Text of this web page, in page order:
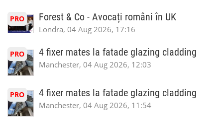
PRO Forest & Co - Avocați români în UK
Londra, 04 Aug 2026, 17:16
PRO 4 fixer mates la fatade glazing cladding
Manchester, 04 Aug 2026, 12:03
PRO 4 fixer mates la fatade glazing cladding
Manchester, 04 Aug 2026, 11:54